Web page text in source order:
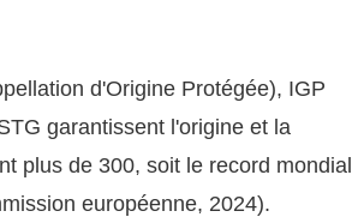
d'Origine Protégée), IGP
garantissent l'origine et la
plus de 300, soit le record mondial
européenne, 2024).